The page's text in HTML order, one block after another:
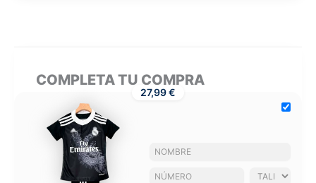
COMPLETA TU COMPRA
27,99 €